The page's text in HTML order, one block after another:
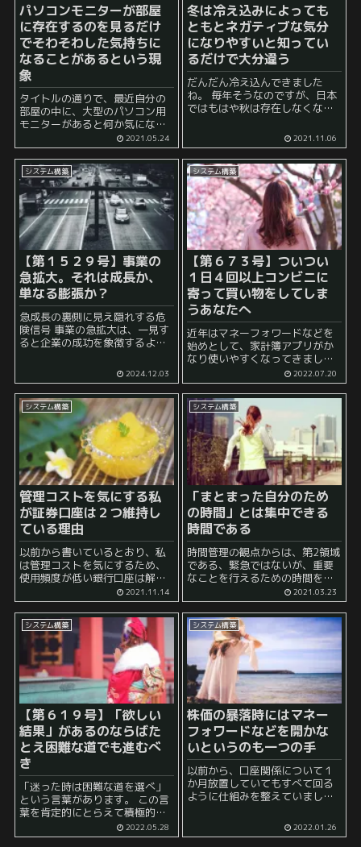
パソコンモニターが部屋
に存在するのを見るだけ
でそわそわした気持ちに
なることがあるという現
象
タイトルの通りで、最近自分の
部屋の中に、大型のパソコン用
モニターがあると何か気になっ
て仕方が無い気持ちになってい
ます。 何故こんなにそわそわし
た気持ちになるのかは私自身正
確にはよくわかっていません。
普通にパソコンモニターを使...
2021.05.24
冬は冷え込みによっても
ともとネガティブな気分
になりやすいと知ってい
るだけで大分違う
だんだん冷え込んできました
ね。 毎年そうなのですが、日本
ではもはや秋は存在しなくなっ
レベルに急激に冷え込むことが
多いようです。 特に11月になる
と急激に冷え込み、冬の到来を
感じるようになります。 ...
2021.11.06
システム構築
【第１５２９号】事業の
急拡大。それは成長か、
単なる膨張か？
急成長の裏側に見え隠れする危
険信号 事業の急拡大は、一見す
ると企業の成功を象徴するよう
きくと、 「すごい」 と感じやす
いものですし、小規模でやって
い...
2024.12.03
システム構築
【第６７３号】ついつい
１日４回以上コンビニに
寄って買い物をしてしま
うあなたへ
近年はマネーフォワードなどを
始めとして、家計簿アプリがか
なり使いやすくなってきまし
カードや電子マネーなどと連携
することによってその日の自分
の購買行動を後から見直すこと
もやりやすくなってきていま
す。 ...
2022.07.20
システム構築
管理コストを気にする私
が証券口座は２つ維持し
ている理由
以前から書いているとおり、私
は管理コストを気にするため、
使用頻度が低い銀行口座は解約
銀行の口座は維持していると
後々面倒なので、なるべく使用
用途を整理しつつ、その数を減
らしています。 同...
2021.11.14
システム構築
「まとまった自分のため
の時間」とは集中できる
時間である
時間管理の観点からは、第2領域
である、緊急ではないが、重要
なことを行えるための時間を確
保することが最重要になると思
います。 もっとも、これを行お
うとすると普通の人だと邪魔が
入りがちです。 それは、手元の
スマホのTwitterア...
2021.03.23
システム構築
【第６１９号】「欲しい
結果」があるのならばた
とえ困難な道でも進むべ
き
「迷った時は困難な道を選べ」
という言葉があります。 この言
葉を肯定的にとらえて積極的に
チャレンジを重ねる人もいれ
ば、 「そんな言葉は結果的に成
2022.05.28
システム構築
株価の暴落時にはマネー
フォワードなどを開かな
いというのも一つの手
以前から、口座関係について１
か月放置していてもすべて回る
ように仕組みを整えていまし
ネーフォワードなどの家計簿ア
プリを毎日見なくても安心でき
2022.01.26